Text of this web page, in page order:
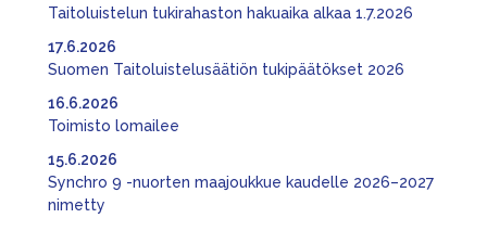
Taitoluistelun tukirahaston hakuaika alkaa 1.7.2026
Suomen Taitoluistelusäätiön tukipäätökset 2026
17.6.2026
Toimisto lomailee
16.6.2026
Synchro 9 -nuorten maajoukkue kaudelle 2026–2027
nimetty
15.6.2026